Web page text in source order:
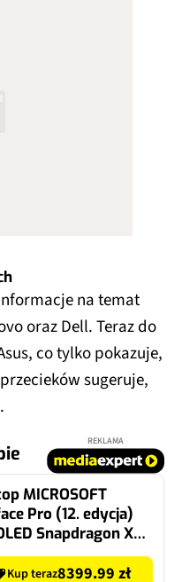
na temat
oraz Dell. Teraz do
co tylko pokazuje,
sugeruje,
REKLAMA
MICROSOFT
Pro (12. edycja)
Snapdragon X2
X2E-78-100 16GB
512GB SSD Windows
Kup teraz8399.99 zł